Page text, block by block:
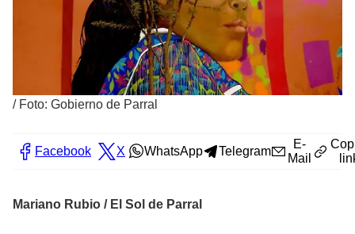
/ Foto: Gobierno de Parral
Facebook X WhatsApp Telegram
E-
Mail
Mariano Rubio / El Sol de Parral